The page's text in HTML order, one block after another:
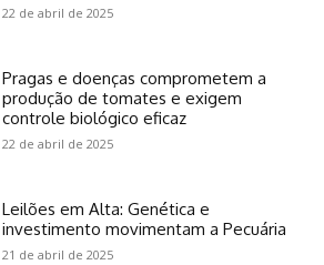
22 de abril de 2025
Pragas e doenças comprometem a
produção de tomates e exigem
controle biológico eficaz
22 de abril de 2025
Leilões em Alta: Genética e
investimento movimentam a Pecuária
21 de abril de 2025